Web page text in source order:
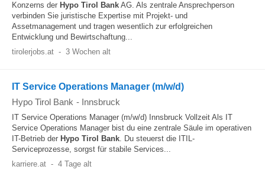
Konzerns der Hypo Tirol Bank AG. Als zentrale Ansprechperson
verbinden Sie juristische Expertise mit Projekt- und
Assetmanagement und tragen wesentlich zur erfolgreichen
Entwicklung und Bewirtschaftung...
tirolerjobs.at - 3 Wochen alt
IT Service Operations Manager (m/w/d)
Hypo Tirol Bank - Innsbruck
IT Service Operations Manager (m/w/d) Innsbruck Vollzeit Als IT
Service Operations Manager bist du eine zentrale Säule im operativen
IT-Betrieb der Hypo Tirol Bank. Du steuerst die ITIL-
Serviceprozesse, sorgst für stabile Services...
karriere.at - 4 Tage alt